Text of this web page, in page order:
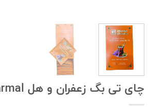
چای تی بگ زعفران و هل Bharmal